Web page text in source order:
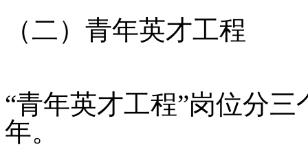
（二）青年英才工程
“青年英才工程”岗位分
年。